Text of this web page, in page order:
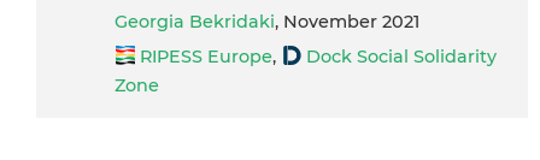
Georgia Bekridaki, November 2021
RIPESS Europe,
Dock Social Solidarity
Zone